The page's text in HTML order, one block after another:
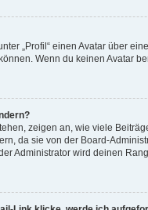
„Profil“ einen Avatar über
Wenn du keinen Avatar
zeigen an, wie viele
da sie von der Board-
Administrator wird deinen